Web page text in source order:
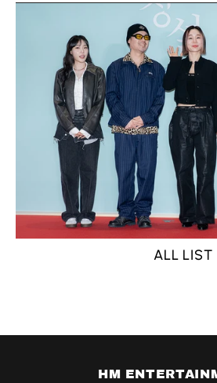
ALL LIST
HM